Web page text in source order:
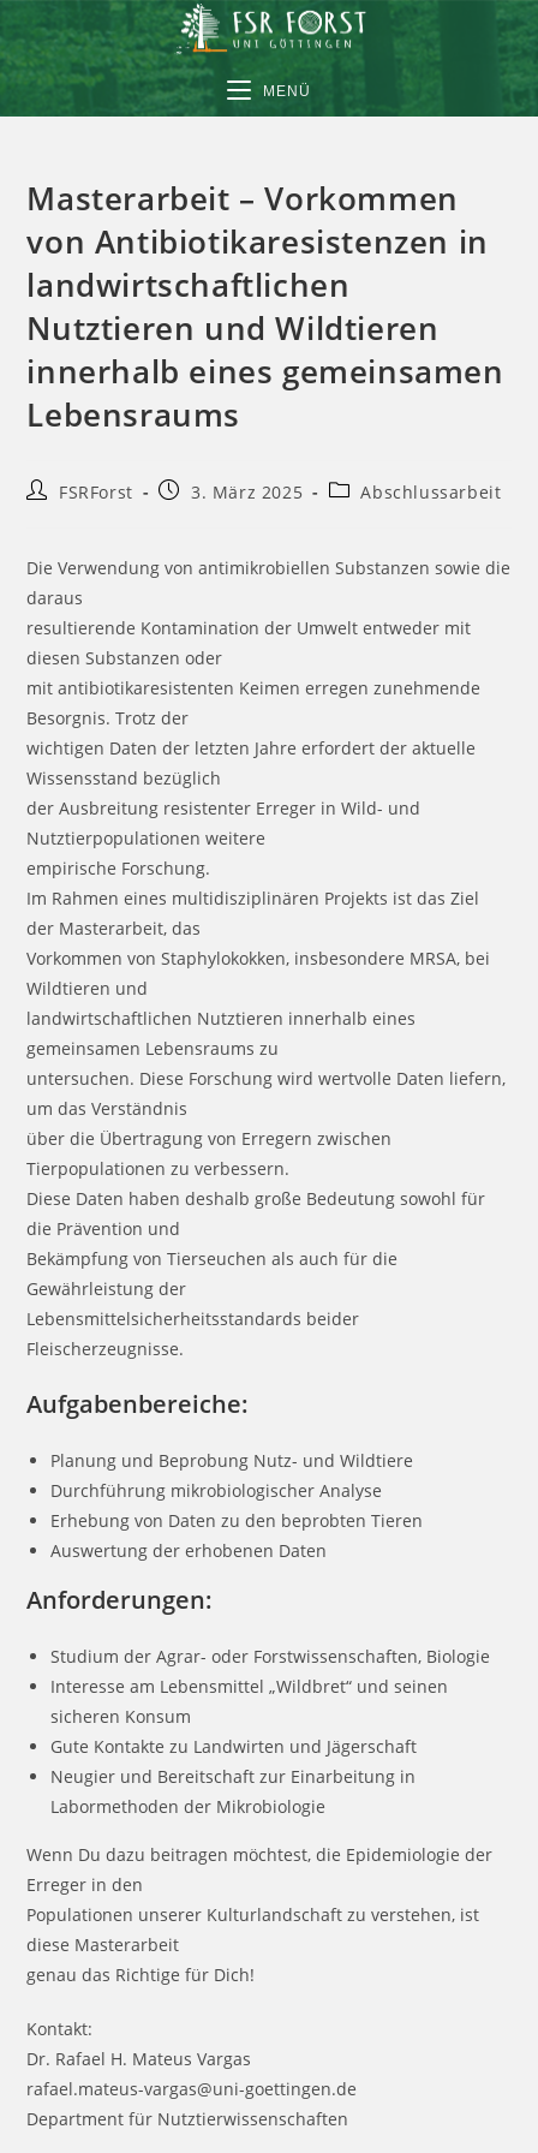
MENÜ
Masterarbeit – Vorkommen
von Antibiotikaresistenzen in
landwirtschaftlichen
Nutztieren und Wildtieren
innerhalb eines gemeinsamen
Lebensraums
FSRForst 3. März 2025 Abschlussarbeit
Die Verwendung von antimikrobiellen Substanzen sowie die
daraus
resultierende Kontamination der Umwelt entweder mit
diesen Substanzen oder
mit antibiotikaresistenten Keimen erregen zunehmende
Besorgnis. Trotz der
wichtigen Daten der letzten Jahre erfordert der aktuelle
Wissensstand bezüglich
der Ausbreitung resistenter Erreger in Wild- und
Nutztierpopulationen weitere
empirische Forschung.
Im Rahmen eines multidisziplinären Projekts ist das Ziel
der Masterarbeit, das
Vorkommen von Staphylokokken, insbesondere MRSA, bei
Wildtieren und
landwirtschaftlichen Nutztieren innerhalb eines
gemeinsamen Lebensraums zu
untersuchen. Diese Forschung wird wertvolle Daten liefern,
um das Verständnis
über die Übertragung von Erregern zwischen
Tierpopulationen zu verbessern.
Diese Daten haben deshalb große Bedeutung sowohl für
die Prävention und
Bekämpfung von Tierseuchen als auch für die
Gewährleistung der
Lebensmittelsicherheitsstandards beider
Fleischerzeugnisse.
Aufgabenbereiche:
Planung und Beprobung Nutz- und Wildtiere
Durchführung mikrobiologischer Analyse
Erhebung von Daten zu den beprobten Tieren
Auswertung der erhobenen Daten
Anforderungen:
Studium der Agrar- oder Forstwissenschaften, Biologie
Interesse am Lebensmittel „Wildbret“ und seinen
sicheren Konsum
Gute Kontakte zu Landwirten und Jägerschaft
Neugier und Bereitschaft zur Einarbeitung in
Labormethoden der Mikrobiologie
Wenn Du dazu beitragen möchtest, die Epidemiologie der
Erreger in den
Populationen unserer Kulturlandschaft zu verstehen, ist
diese Masterarbeit
genau das Richtige für Dich!
Kontakt:
Dr. Rafael H. Mateus Vargas
rafael.mateus-vargas@uni-goettingen.de
Department für Nutztierwissenschaften